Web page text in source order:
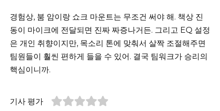
경험상, 붐 암이랑 쇼크 마운트는 무조건 써야 해. 책상 진
동이 마이크에 전달되면 진짜 짜증나거든. 그리고 EQ 설정
은 개인 취향이지만, 목소리 톤에 맞춰서 살짝 조절해주면
팀원들이 훨씬 편하게 들을 수 있어. 결국 팀워크가 승리의
핵심이니까.
기사 평가